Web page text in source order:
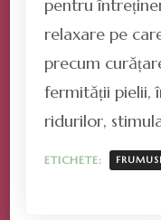
pentru
relaxare pe
precum
fermității pielii,
ridurilor,
ETICHETE: